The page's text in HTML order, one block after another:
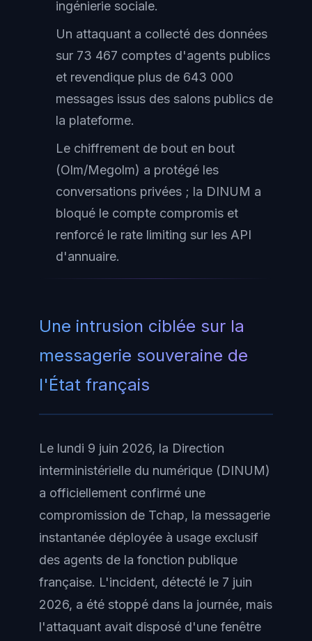
ingénierie sociale.
Un attaquant a collecté des données
sur 73 467 comptes d'agents publics
et revendique plus de 643 000
messages issus des salons publics de
la plateforme.
Le chiffrement de bout en bout
(Olm/Megolm) a protégé les
conversations privées ; la DINUM a
bloqué le compte compromis et
renforcé le rate limiting sur les API
d'annuaire.
Une intrusion ciblée sur la
messagerie souveraine de
l'État français
Le lundi 9 juin 2026, la Direction
interministérielle du numérique (DINUM)
a officiellement confirmé une
compromission de Tchap, la messagerie
instantanée déployée à usage exclusif
des agents de la fonction publique
française. L'incident, détecté le 7 juin
2026, a été stoppé dans la journée, mais
l'attaquant avait disposé d'une fenêtre